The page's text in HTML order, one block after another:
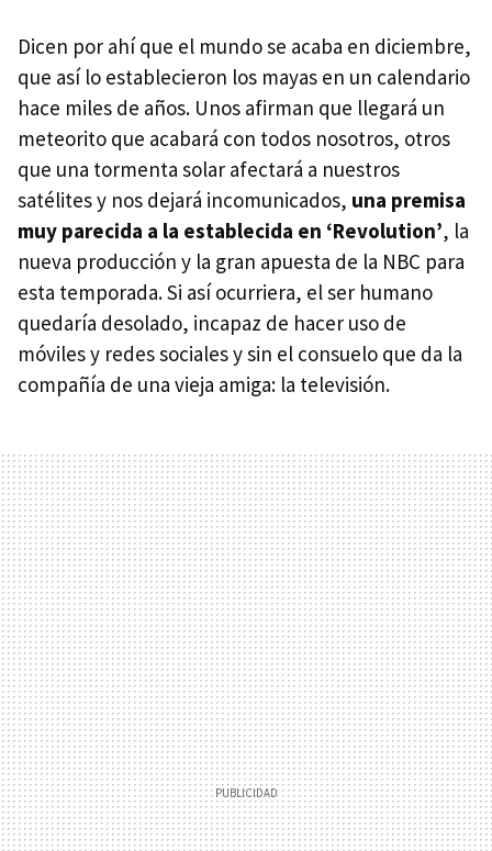
Dicen por ahí que el mundo se acaba en diciembre,
que así lo establecieron los mayas en un calendario
hace miles de años. Unos afirman que llegará un
meteorito que acabará con todos nosotros, otros
que una tormenta solar afectará a nuestros
satélites y nos dejará incomunicados, una premisa
muy parecida a la establecida en ‘Revolution’, la
nueva producción y la gran apuesta de la NBC para
esta temporada. Si así ocurriera, el ser humano
quedaría desolado, incapaz de hacer uso de
móviles y redes sociales y sin el consuelo que da la
compañía de una vieja amiga: la televisión.